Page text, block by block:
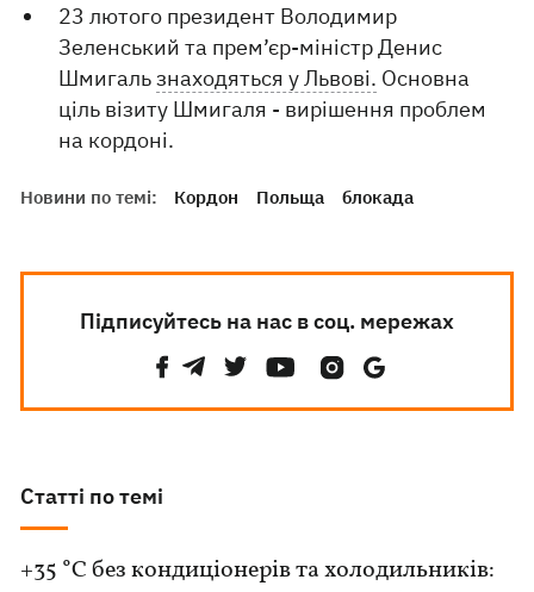
23 лютого президент Володимир
Зеленський та прем’єр-міністр Денис
Шмигальзнаходяться у Львові. Основна
ціль візиту Шмигаля - вирішення проблем
на кордоні.
Новини по темі: Кордон Польща блокада
Підписуйтесь на нас в соц. мережах
Статті по темі
+35 °C без кондиціонерів та холодильників: